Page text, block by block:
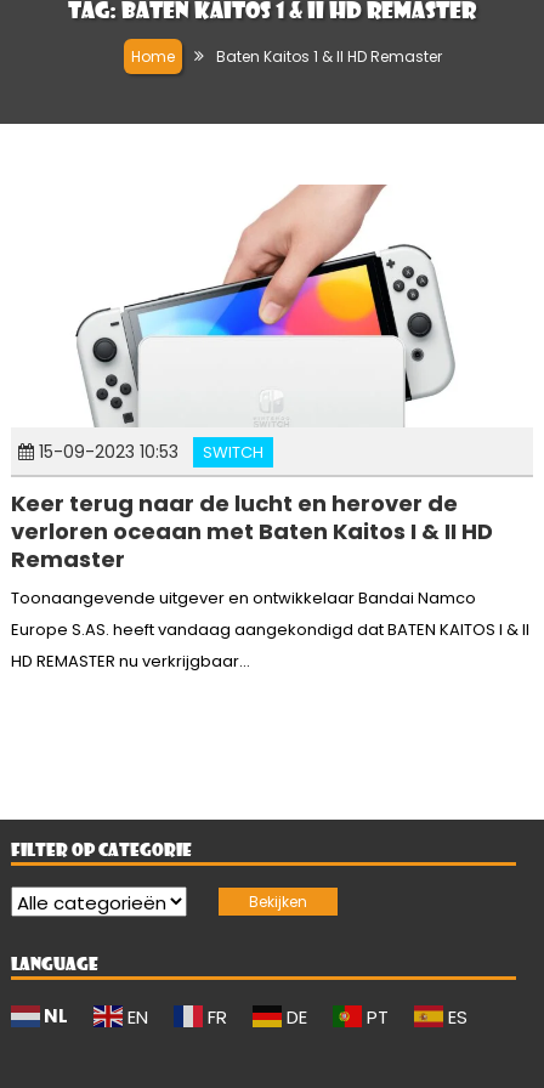
Tag: Baten Kaitos 1 & II HD Remaster
Home Baten Kaitos 1 & II HD Remaster
15-09-2023 10:53 SWITCH
Keer terug naar de lucht en herover de
verloren oceaan met Baten Kaitos I & II HD
Remaster
Toonaangevende uitgever en ontwikkelaar Bandai Namco
Europe S.AS. heeft vandaag aangekondigd dat BATEN KAITOS I & II
HD REMASTER nu verkrijgbaar...
FILTER OP CATEGORIE
LANGUAGE
NL EN FR DE PT ES